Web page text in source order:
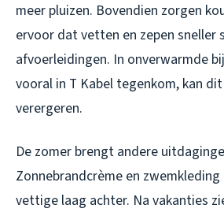
meer pluizen. Bovendien zorgen
ervoor dat vetten en zepen sneller
afvoerleidingen. In onverwarmde
vooral in T Kabel tegenkom, kan
verergeren.
De zomer brengt andere
Zonnebrandcrème en
vettige laag achter. Na vakanties